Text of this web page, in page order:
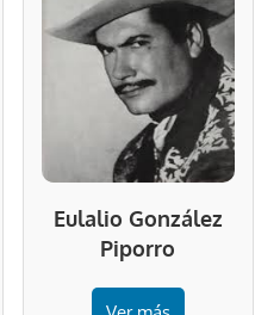
Eulalio González
Piporro